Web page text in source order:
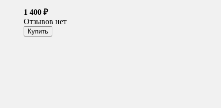
1 400 ₽
Отзывов нет